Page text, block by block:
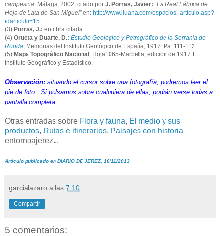
campesina. Málaga, 2002, citado por J. Porras, Javier: “La Real Fábrica de
Hoja de Lata de San Miguel” en: http://www.iluana.com/espacios_articulo.asp?
idarticulo=15
(3) Porras, J.: en obra citada.
(4) Orueta y Duarte, D.: Estudio Geológico y Petrográfico de la Serranía de
Ronda , Memorias del Instituto Geológico de España, 1917. Pa. 111-112.
(5) Mapa Topográfico Nacional . Hoja1065-Marbella, edición de 1917.1
Instituto Geográfico y Estadístico.
Observación: situando el cursor sobre una fotografía, podremos leer el
pie de foto. Si pulsamos sobre cualquiera de ellas, podrán verse todas a
pantalla completa.
Otras entradas sobre Flora y fauna, El medio y sus
productos, Rutas e itinerarios, Paisajes con historia
entornoajerez...
Artículo publicado en DIARIO DE JEREZ, 16/11/2013
garcialazaro a las 7:10
Compartir
5 comentarios: